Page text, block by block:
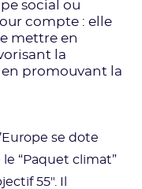
social ou
compte : elle
mettre en
la
promouvant la
se dote
“Paquet climat”
55". Il